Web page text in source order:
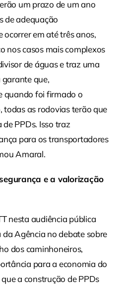
um prazo de um ano
de adequação
em até três anos,
nos casos mais complexos
de águas e traz uma
garante que,
quando foi firmado o
todas as rodovias terão que
PPDs. Isso traz
para os transportadores
Amaral.
e a valorização
nesta audiência pública
Agência no debate sobre
dos caminhoneiros,
para a economia do
a construção de PPDs